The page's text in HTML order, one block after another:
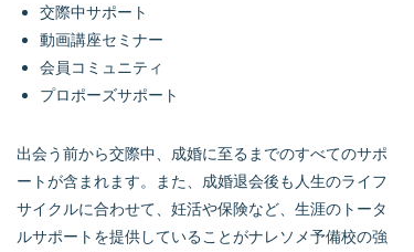
交際中サポート
動画講座セミナー
会員コミュニティ
プロポーズサポート
出会う前から交際中、成婚に至るまでのすべてのサポ
ートが含まれます。また、成婚退会後も人生のライフ
サイクルに合わせて、妊活や保険など、生涯のトータ
ルサポートを提供していることがナレソメ予備校の強